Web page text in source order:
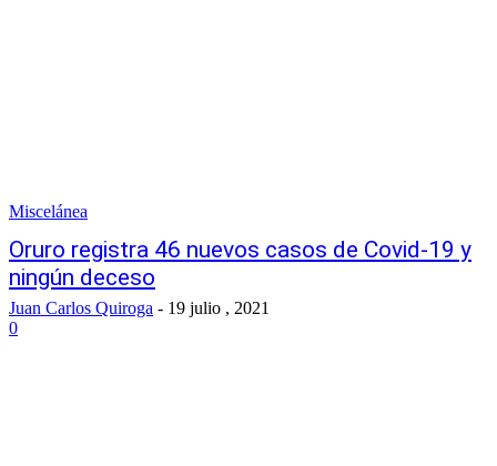
Miscelánea
Oruro registra 46 nuevos casos de Covid-19 y
ningún deceso
Juan Carlos Quiroga - 19 julio , 2021
0